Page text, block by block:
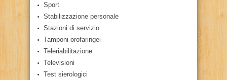
Sport
Stabilizzazione personale
Stazioni di servizio
Tamponi orofaringei
Teleriabilitazione
Televisioni
Test sierologici